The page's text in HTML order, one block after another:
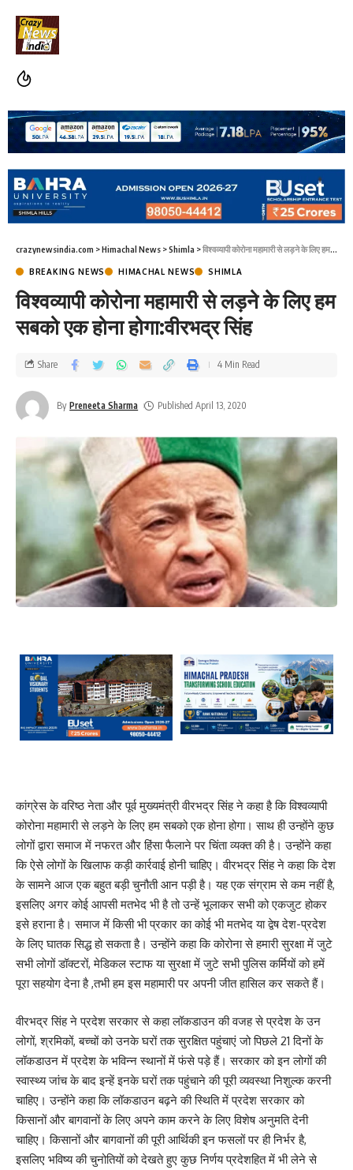
crazynewsindia.com >Himachal News >Shimla >विश्वव्यापी कोरोना महामारी से लड़ने के लिए हम सबको एक होना होगा:वीरभद्र सिंह
BREAKING NEWS HIMACHAL NEWS SHIMLA
विश्वव्यापी कोरोना महामारी से लड़ने के लिए हम
सबको एक होना होगा:वीरभद्र सिंह
By Preneeta Sharma Published April 13, 2020
Share 4 Min Read
कांग्रेस के वरिष्ठ नेता और पूर्व मुख्यमंत्री वीरभद्र सिंह ने कहा है कि विश्वव्यापी
कोरोना महामारी से लड़ने के लिए हम सबको एक होना होगा। साथ ही उन्होंने कुछ
लोगों द्वारा समाज में नफरत और हिंसा फैलाने पर चिंता व्यक्त की है। उन्होंने कहा
कि ऐसे लोगों के खिलाफ कड़ी कार्रवाई होनी चाहिए। वीरभद्र सिंह ने कहा कि देश
के सामने आज एक बहुत बड़ी चुनौती आन पड़ी है। यह एक संग्राम से कम नहीं है,
इसलिए अगर कोई आपसी मतभेद भी है तो उन्हें भूलाकर सभी को एकजुट होकर
इसे हराना है। समाज में किसी भी प्रकार का कोई भी मतभेद या द्वेष देश-प्रदेश
के लिए घातक सिद्ध हो सकता है। उन्होंने कहा कि कोरोना से हमारी सुरक्षा में जुटे
सभी लोगों डॉक्टरों, मेडिकल स्टाफ या सुरक्षा में जुटे सभी पुलिस कर्मियों को हमें
पूरा सहयोग देना है ,तभी हम इस महामारी पर अपनी जीत हासिल कर सकते हैं।
वीरभद्र सिंह ने प्रदेश सरकार से कहा लॉकडाउन की वजह से प्रदेश के उन
लोगों, श्रमिकों, बच्चों को उनके घरों तक सुरक्षित पहुंचाएं जो पिछले 21 दिनों के
लॉकडाउन में प्रदेश के भविन्न स्थानों में फंसे पड़े हैं। सरकार को इन लोगों की
स्वास्थ्य जांच के बाद इन्हें इनके घरों तक पहुंचाने की पूरी व्यवस्था निशुल्क करनी
चाहिए। उन्होंने कहा कि लॉकडाउन बढ़ने की स्थिति में प्रदेश सरकार को
किसानों और बागवानों के लिए अपने काम करने के लिए विशेष अनुमति देनी
चाहिए। किसानों और बागवानों की पूरी आर्थिकी इन फसलों पर ही निर्भर है,
इसलिए भविष्य की चुनोतियों को देखते हुए कुछ निर्णय प्रदेशहित में भी लेने से